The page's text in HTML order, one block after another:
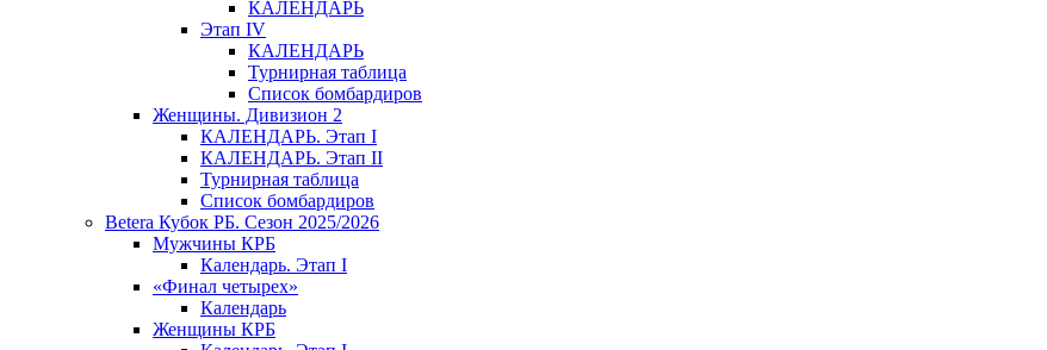
КАЛЕНДАРЬ
Этап IV
КАЛЕНДАРЬ
Турнирная таблица
Список бомбардиров
Женщины. Дивизион 2
КАЛЕНДАРЬ. Этап I
КАЛЕНДАРЬ. Этап II
Турнирная таблица
Список бомбардиров
Betera Кубок РБ. Сезон 2025/2026
Мужчины КРБ
Календарь. Этап I
«Финал четырех»
Календарь
Женщины КРБ